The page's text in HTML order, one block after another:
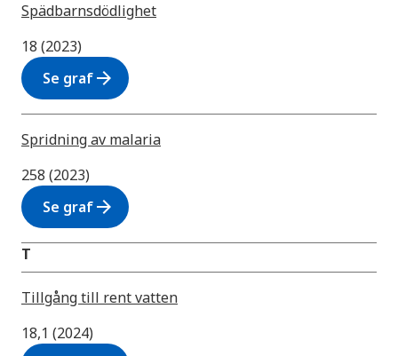
Spädbarnsdödlighet
18 (2023)
Se grafarrow_forward
Spridning av malaria
258 (2023)
Se grafarrow_forward
T
Tillgång till rent vatten
18,1 (2024)